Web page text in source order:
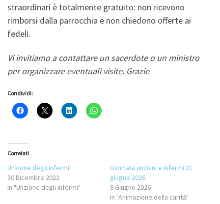
straordinari è totalmente gratuito: non ricevono
rimborsi dalla parrocchia e non chiedono offerte ai
fedeli.
Vi invitiamo a contattare un sacerdote o un ministro
per organizzare eventuali visite. Grazie
Condividi:
Correlati
Unzione degli infermi
30 Dicembre 2022
In "Unzione degli infermi"
Giornata anziani e infermi 21
giugno 2026
9 Giugno 2026
In "Animazione della carità"